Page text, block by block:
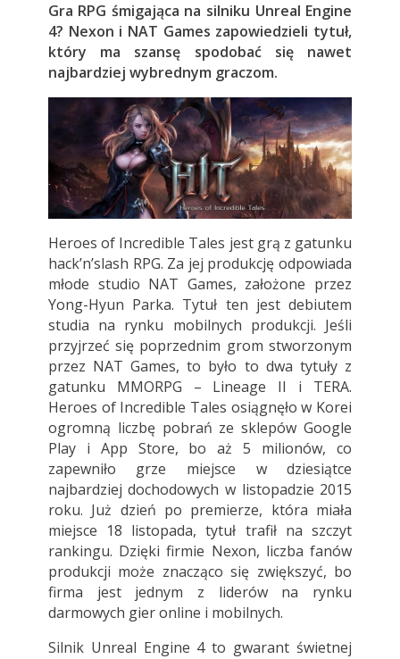
Gra RPG śmigająca na silniku Unreal Engine
4? Nexon i NAT Games zapowiedzieli tytuł,
który ma szansę spodobać się nawet
najbardziej wybrednym graczom.
Heroes of Incredible Tales jest grą z gatunku
hack’n’slash RPG. Za jej produkcję odpowiada
młode studio NAT Games, założone przez
Yong-Hyun Parka. Tytuł ten jest debiutem
studia na rynku mobilnych produkcji. Jeśli
przyjrzeć się poprzednim grom stworzonym
przez NAT Games, to było to dwa tytuły z
gatunku MMORPG – Lineage II i TERA.
Heroes of Incredible Tales osiągnęło w Korei
ogromną liczbę pobrań ze sklepów Google
Play i App Store, bo aż 5 milionów, co
zapewniło grze miejsce w dziesiątce
najbardziej dochodowych w listopadzie 2015
roku. Już dzień po premierze, która miała
miejsce 18 listopada, tytuł trafił na szczyt
rankingu. Dzięki firmie Nexon, liczba fanów
produkcji może znacząco się zwiększyć, bo
firma jest jednym z liderów na rynku
darmowych gier online i mobilnych.
Silnik Unreal Engine 4 to gwarant świetnej